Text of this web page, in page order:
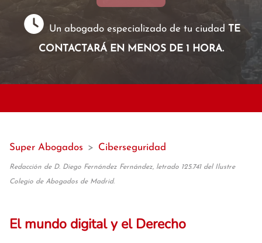
Un abogado especializado de tu ciudad TE
CONTACTARÁ EN MENOS DE 1 HORA.
Super Abogados > Ciberseguridad
Redacción de D. Diego Fernández Fernández, letrado 125.741 del Ilustre
Colegio de Abogados de Madrid.
El mundo digital y el Derecho